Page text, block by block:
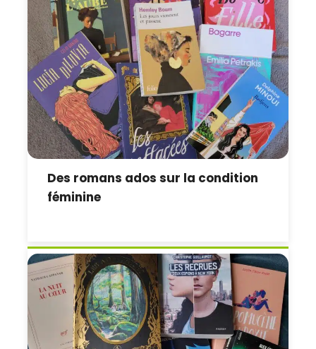
Des romans ados sur la condition
féminine